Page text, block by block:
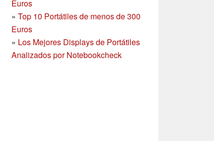
Euros
» Top 10 Portátiles de menos de 300
Euros
» Los Mejores Displays de Portátiles
Analizados por Notebookcheck